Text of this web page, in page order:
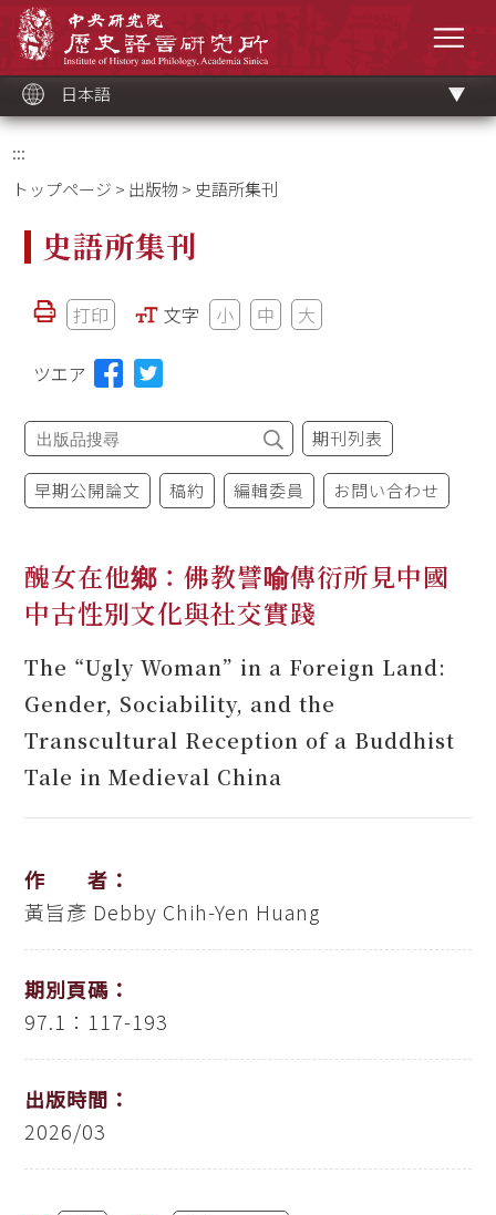
ッ
ク
日本語
:::
トップページ > 出版物 > 史語所集刊
史語所集刊
打印 文字 小 中 大
ツエア
期刊列表
早期公開論文 稿約 編輯委員 お問い合わせ
醜女在他鄉：佛教譬喻傳衍所見中國
中古性別文化與社交實踐
The “Ugly Woman” in a Foreign Land:
Gender, Sociability, and the
Transcultural Reception of a Buddhist
Tale in Medieval China
作 者：
黃旨彥 Debby Chih-Yen Huang
期別頁碼：
97.1：117-193
出版時間：
2026/03